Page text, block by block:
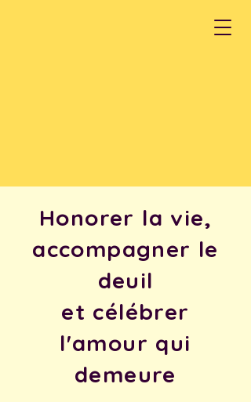
Honorer la vie,
accompagner le
deuil
et célébrer
l'amour qui
demeure